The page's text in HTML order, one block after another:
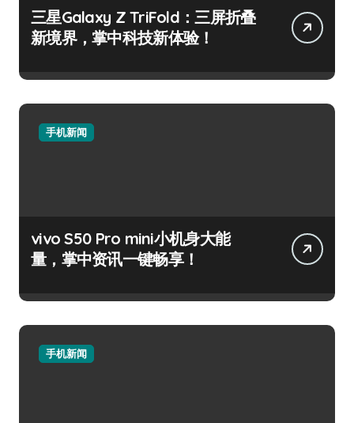
三星Galaxy Z TriFold：三屏折叠
新境界，掌中科技新体验！
手机新闻
vivo S50 Pro mini小机身大能
量，掌中资讯一键畅享！
手机新闻